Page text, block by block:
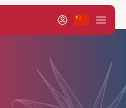
管理我的预订